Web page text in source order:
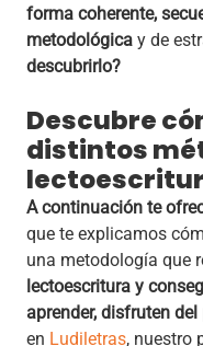
forma coherente,
metodológica y de
descubrirlo?
Descubre
distintos
A continuación te
que te explicamos
una metodología que
lectoescritura y
aprender, disfruten del
en Ludiletras, nuestro